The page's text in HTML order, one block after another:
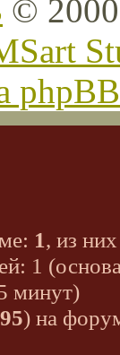
©
phpBB
1, из них
1
минут)
) на